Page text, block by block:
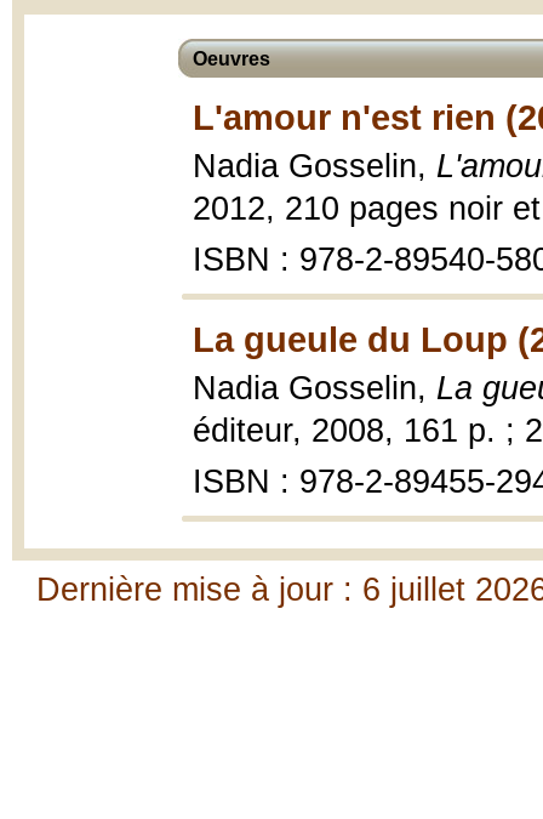
Oeuvres
L'amour n'est rien
Nadia Gosselin,
2012, 210 pages noir
ISBN : 978-2-89540-
La gueule du Loup
Nadia Gosselin, La
éditeur, 2008, 161 p. ;
ISBN : 978-2-89455-
Dernière mise à jour : 6 juillet